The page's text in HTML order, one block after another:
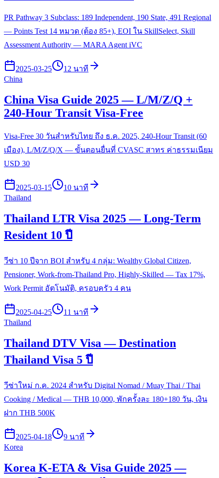
PR Pathway 3 Subclass: 189 Independent, 190 State, 491 Regional
— Points Test 14 หมวด (ต้อง 85+), EOI ใน SkillSelect, Skill
Assessment Authority — MARA Agent iVC
2025-03-25
12 นาที
China
China Visa Guide 2025 — L/M/Z/Q +
240-Hour Transit Visa-Free
Visa-Free 30 วันสำหรับไทย ถึง ธ.ค. 2025, 240-Hour Transit (60
เมือง), L/M/Z/Q/X — ขั้นตอนยื่นที่ CVASC สาทร ค่าธรรมเนียม
USD 30
2025-03-15
10 นาที
Thailand
Thailand LTR Visa 2025 — Long-Term
Resident 10 ปี
วีซ่า 10 ปีจาก BOI สำหรับ 4 กลุ่ม: Wealthy Global Citizen,
Pensioner, Work-from-Thailand Pro, Highly-Skilled — Tax 17%,
Work Permit อัตโนมัติ, ครอบครัว 4 คน
2025-04-25
11 นาที
Thailand
Thailand DTV Visa — Destination
Thailand Visa 5 ปี
วีซ่าใหม่ ก.ค. 2024 สำหรับ Digital Nomad / Muay Thai / Thai
Cooking / Medical — THB 10,000, พักครั้งละ 180+180 วัน, เงิน
ฝาก THB 500K
2025-04-18
9 นาที
Korea
Korea K-ETA & Visa Guide 2025 —